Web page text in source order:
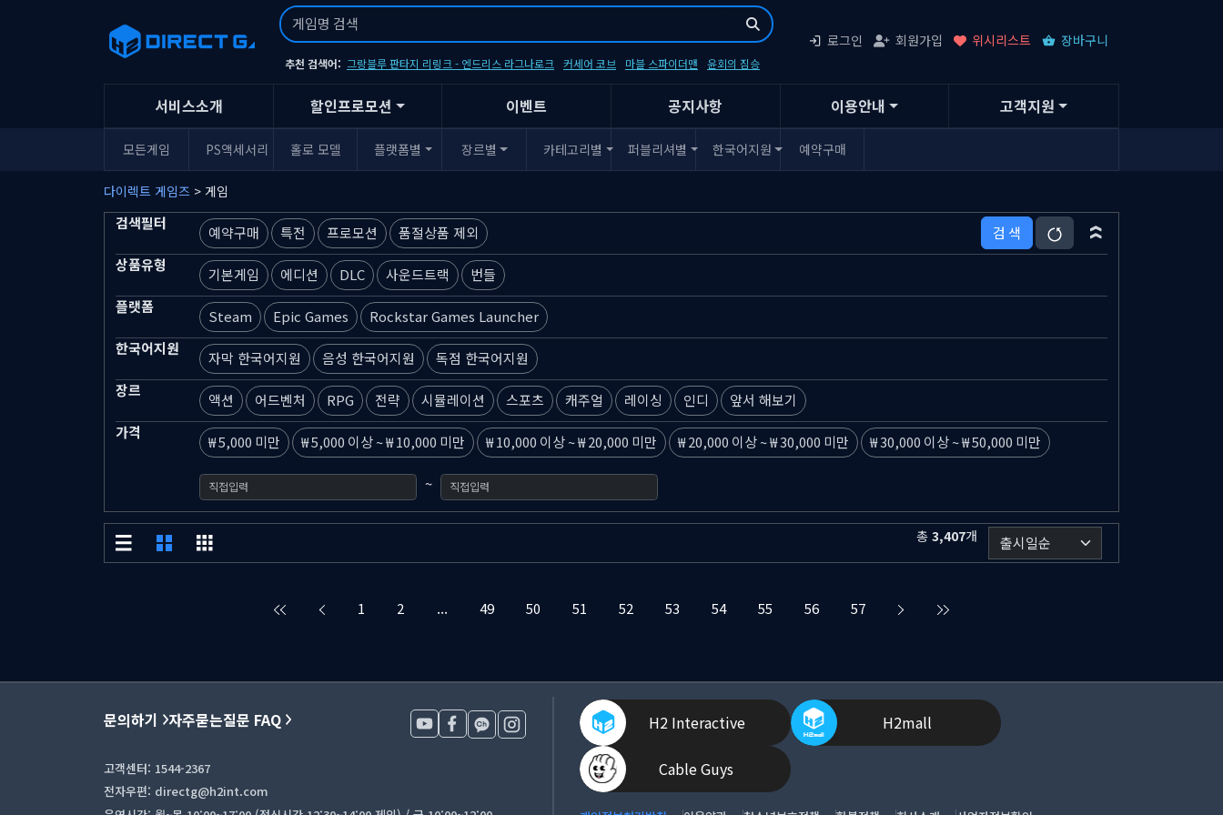
추천 검색어: 그랑블루 판타지 리링크 - 엔드리스 라그나로크 커세어 코브 마블 스파이더맨 윤회의 짐승
로그인 회원가입 위시리스트 장바구니
서비스소개 할인프로모션 이벤트 공지사항 이용안내 고객지원
모든게임 PS액세서리 홀로 모델 플랫폼별 장르별 카테고리별 퍼블리셔별 한국어지원 예약구매
다이렉트 게임즈 > 게임
검색필터
예약구매 특전 프로모션 품절상품 제외
검 색
상품유형
기본게임 에디션 DLC 사운드트랙
번들
플랫폼
Steam Epic Games
Rockstar Games Launcher
한국어지원
자막 한국어지원 음성 한국어지원
독점 한국어지원
장르
액션 어드벤처 RPG 전략 시뮬레이션 스포츠 캐주얼 레이싱 인디
앞서 해보기
가격
5,000 미만 5,000 이상~ 10,000 미만 10,000 이상~ 20,000 미만 20,000 이상~ 30,000 미만 30,000 이상~ 50,000 미만
~
총 3,407개
1 2 ... 49 50 51 52 53 54 55 56 57
문의하기 자주묻는질문 FAQ
고객센터: 1544-2367
전자우편: directg@h2int.com
H2 Interactive H2mall
Cable Guys